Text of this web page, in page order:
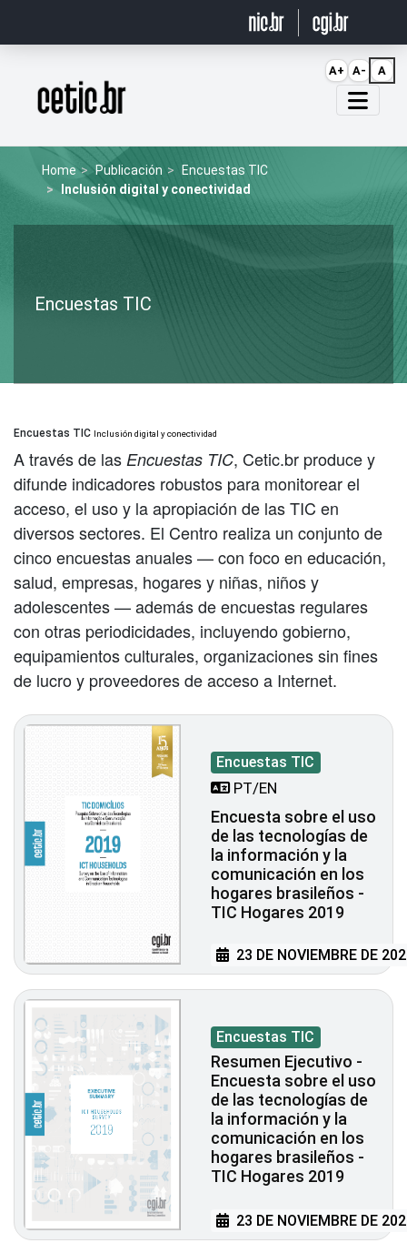
Página inicial
Home Publicación
Encuestas TIC
Inclusión digital y conectividad
Encuestas TIC
Encuestas TIC Inclusión digital y conectividad
A través de las Encuestas TIC, Cetic.br produce y
difunde indicadores robustos para monitorear el
acceso, el uso y la apropiación de las TIC en
diversos sectores. El Centro realiza un conjunto de
cinco encuestas anuales — con foco en educación,
salud, empresas, hogares y niñas, niños y
adolescentes — además de encuestas regulares
con otras periodicidades, incluyendo gobierno,
equipamientos culturales, organizaciones sin fines
de lucro y proveedores de acceso a Internet.
Encuestas TIC
PT/EN
Encuesta sobre el uso
de las tecnologías de
la información y la
comunicación en los
hogares brasileños -
TIC Hogares 2019
23 DE NOVIEMBRE DE
Encuestas TIC
Resumen Ejecutivo -
Encuesta sobre el uso
de las tecnologías de
la información y la
comunicación en los
hogares brasileños -
TIC Hogares 2019
23 DE NOVIEMBRE DE
A+ A- A